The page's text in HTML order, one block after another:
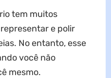
tem muitos
e polir
No entanto, esse
você não
mesmo.